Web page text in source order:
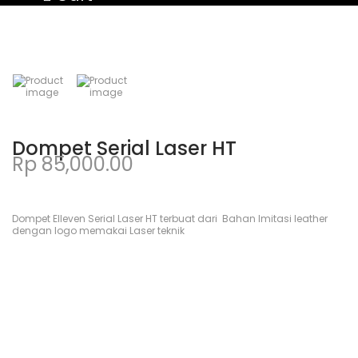
Dompet Serial Laser HT
Rp85,000.00
Dompet Elleven Serial Laser HT terbuat dari Bahan Imitasi leather
dengan logo memakai Laser teknik